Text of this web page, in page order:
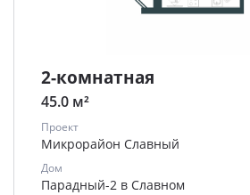
2-комнатная
45.0 м²
Проект
Микрорайон Славный
Дом
Парадный-2 в Славном